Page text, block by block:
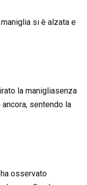
si è alzata e
la manigliasenza
sentendo la
osservato